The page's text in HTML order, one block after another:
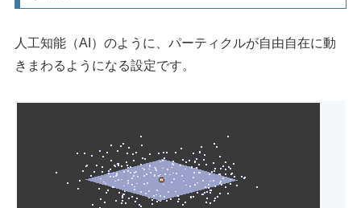
人工知能（AI）のように、パーティクルが自由自在に動
きまわるようになる設定です。